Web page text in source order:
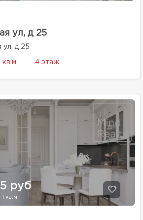
ул, д 25
ул, д 25
кв.м. 4 этаж
руб
1 кв.м.